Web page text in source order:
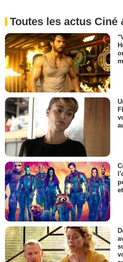
Toutes les actus Ciné